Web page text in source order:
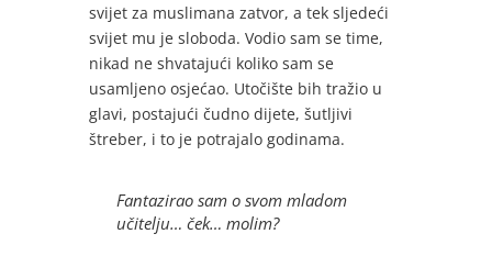
svijet za muslimana zatvor, a tek sljedeći
svijet mu je sloboda. Vodio sam se time,
nikad ne shvatajući koliko sam se
usamljeno osjećao. Utočište bih tražio u
glavi, postajući čudno dijete, šutljivi
štreber, i to je potrajalo godinama.
Fantazirao sam o svom mladom
učitelju… ček… molim?